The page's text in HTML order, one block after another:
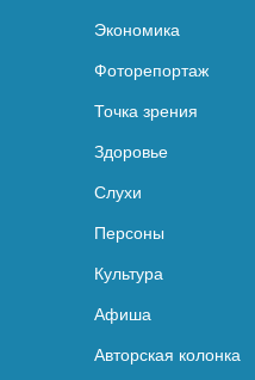
Экономика
Фоторепортаж
Точка зрения
Здоровье
Слухи
Персоны
Культура
Афиша
Авторская колонка